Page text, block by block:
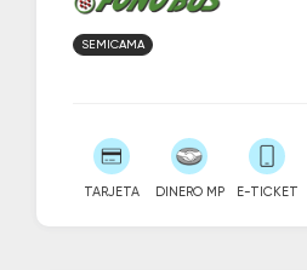
SEMICAMA
TARJETA DINERO MP E-TICKET